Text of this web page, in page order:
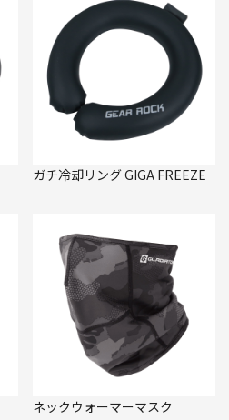
ガチ冷却リング GIGA FREEZE
ネックウォーマーマスク